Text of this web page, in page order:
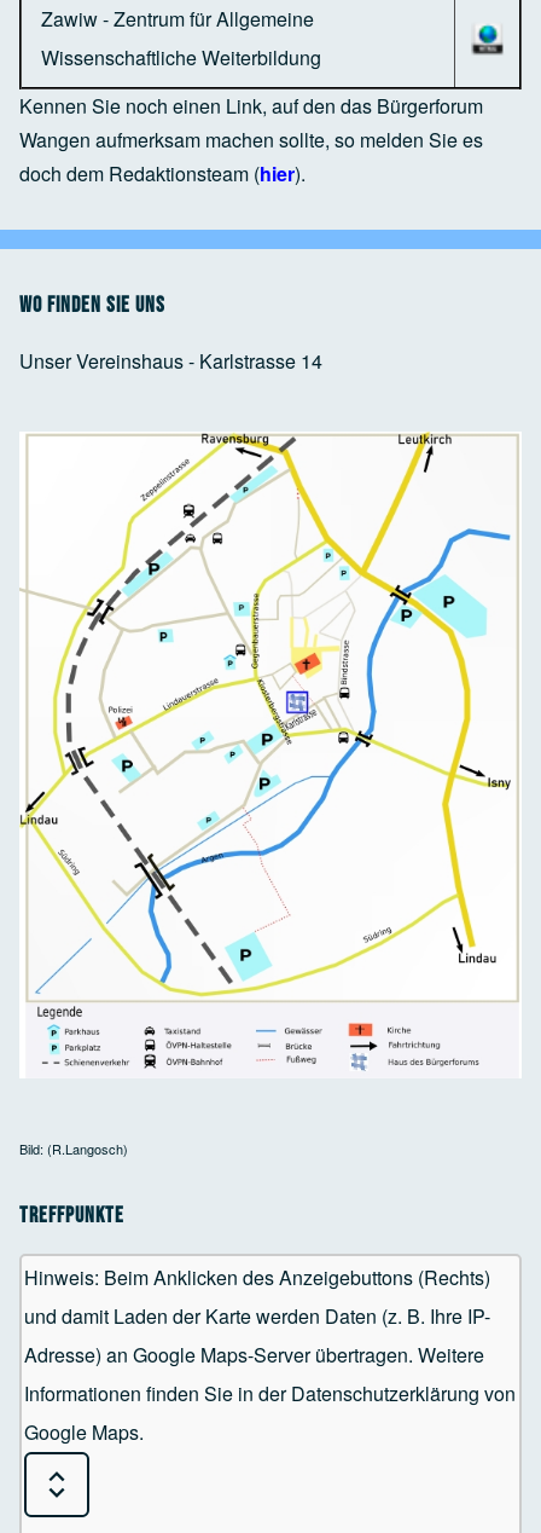
Zawiw - Zentrum für Allgemeine
Wissenschaftliche Weiterbildung
Kennen Sie noch einen Link, auf den das Bürgerforum
Wangen aufmerksam machen sollte, so melden Sie es
doch dem Redaktionsteam (hier).
Wo finden Sie uns
Unser Vereinshaus - Karlstrasse 14
Bild: (R.Langosch)
Treffpunkte
Hinweis: Beim Anklicken des Anzeigebuttons (Rechts)
und damit Laden der Karte werden Daten (z. B. Ihre IP-
Adresse) an Google Maps-Server übertragen. Weitere
Informationen finden Sie in der Datenschutzerklärung von
Google Maps.
Expand or Collapse all sections